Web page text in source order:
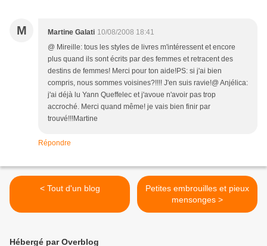
M Martine Galati 10/08/2008 18:41
@ Mireille: tous les styles de livres m'intéressent et encore
plus quand ils sont écrits par des femmes et retracent des
destins de femmes! Merci pour ton aide!PS: si j'ai bien
compris, nous sommes voisines?!!!! J'en suis ravie!@ Anjélica:
j'ai déjà lu Yann Queffelec et j'avoue n'avoir pas trop
accroché. Merci quand même! je vais bien finir par
trouvé!!!Martine
Répondre
< Tout d'un blog
Petites embrouilles et pieux
mensonges >
Hébergé par Overblog